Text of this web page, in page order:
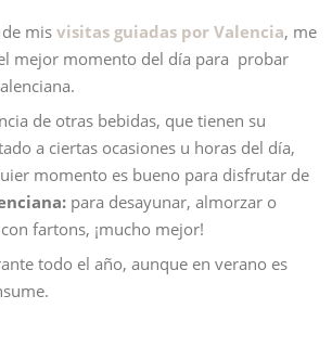
de misvisitas guiadas por Valencia, me
mejor momento del día para probar
de otras bebidas, que tienen su
a ciertas ocasiones u horas del día,
momento es bueno para disfrutar de
para desayunar, almorzar o
fartons, ¡mucho mejor!
todo el año, aunque en verano es